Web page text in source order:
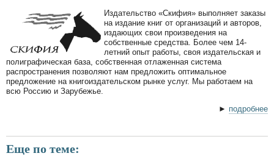
Издательство «Скифия» выполняет заказы
на издание книг от организаций и авторов,
издающих свои произведения на
собственные средства. Более чем 14-
летний опыт работы, своя издательская и
полиграфическая база, собственная отлаженная система
распространения позволяют нам предложить оптимальное
предложение на книгоиздательском рынке услуг. Мы работаем на
всю Россию и Зарубежье.
► подробнее
Еще по теме: